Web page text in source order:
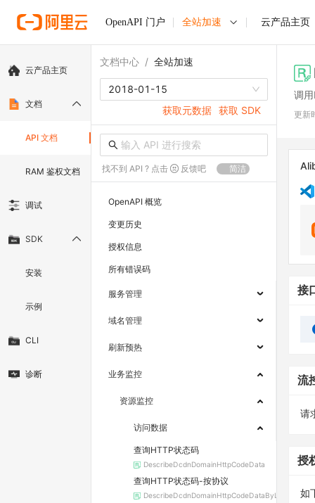
OpenAPI 门户 全站加速 云产品主页
云产品主页
文档
API 文档
RAM 鉴权文档
调试
SDK
安装
示例
CLI
诊断
文档中心 / 全站加速
2018-01-15
获取元数据 获取 SDK
找不到 API ? 点击 反馈吧 简洁
OpenAPI 概览
变更历史
授权信息
所有错误码
服务管理
域名管理
刷新预热
业务监控
资源监控
访问数据
查询HTTP状态码
DescribeDcdnDomainHttpCodeData
查询HTTP状态码-按协议
DescribeDcdnDomainHttpCodeDataByLayer
调
更新
接
流
请
授
如